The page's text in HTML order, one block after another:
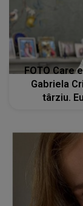
FOTO Care
Gabriela
târziu.